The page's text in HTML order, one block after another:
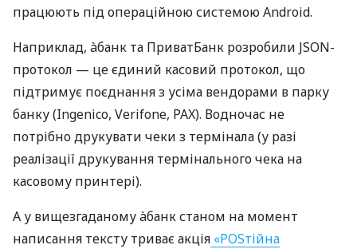
працюють під операційною системою Android.
Наприклад, àбанк та ПриватБанк розробили JSON-
протокол — це єдиний касовий протокол, що
підтримує поєднання з усіма вендорами в парку
банку (Ingenico, Verifone, PAX). Водночас не
потрібно друкувати чеки з термінала (у разі
реалізації друкування термінального чека на
касовому принтері).
А у вищезгаданому àбанк станом на момент
написання тексту триває акція «POSтійна